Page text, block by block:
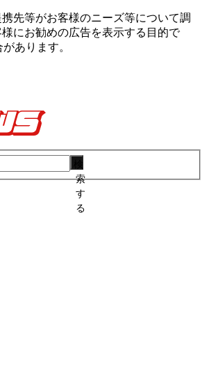
先等がお客様のニーズ等について調
にお勧めの広告を表⽰する⽬的で
あります。
索
す
る